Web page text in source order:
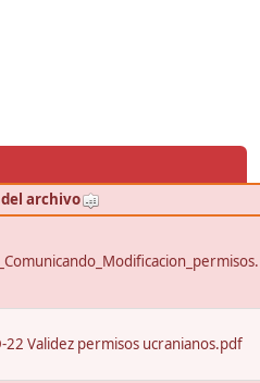
archivo
22 Validez permisos ucranianos.pdf